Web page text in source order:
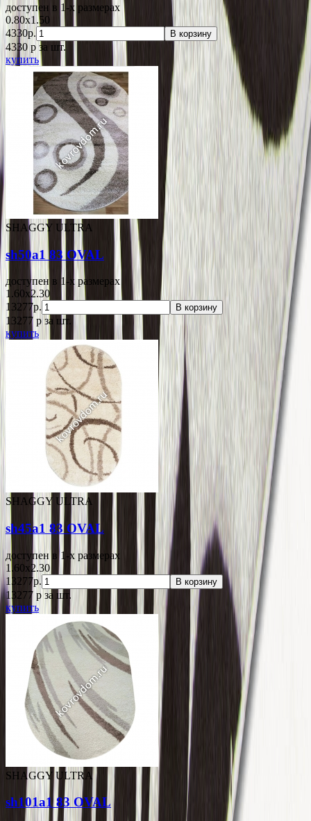
доступен в 1-x размерах
0.80x1.50
4330р.
В корзину
4330 p за шт.
купить
SHAGGY ULTRA
sh50a1 83 OVAL
доступен в 1-x размерах
1.60x2.30
13277р.
В корзину
13277 pза шт.
купить
SHAGGY ULTRA
sh45a1 83 OVAL
доступен в 1-x размерах
1.60x2.30
13277р.
В корзину
13277 p за шт.
купить
SHAGGY ULTRA
sh101a1 83 OVAL